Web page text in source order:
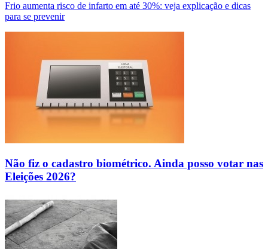
Frio aumenta risco de infarto em até 30%: veja explicação e dicas
para se prevenir
Não fiz o cadastro biométrico. Ainda posso votar nas
Eleições 2026?